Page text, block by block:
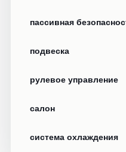
пассивная
подвеска
рулевое управление
салон
система охлаждения